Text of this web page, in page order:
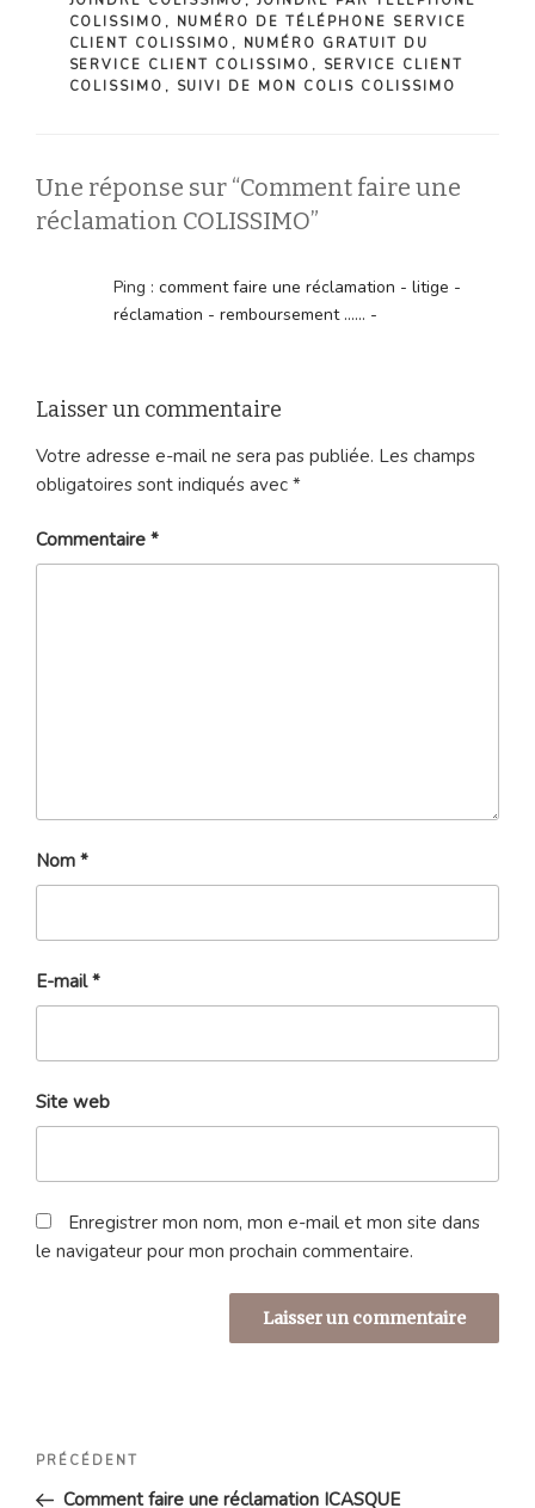
COLISSIMO , NUMÉRO DE TÉLÉPHONE SERVICE
CLIENT COLISSIMO , NUMÉRO GRATUIT DU
SERVICE CLIENT COLISSIMO , SERVICE CLIENT
COLISSIMO , SUIVI DE MON COLIS COLISSIMO
Une réponse sur “Comment faire une
réclamation COLISSIMO”
Ping : comment faire une réclamation - litige -
réclamation - remboursement ...... -
Laisser un commentaire
Votre adresse e-mail ne sera pas publiée. Les champs
obligatoires sont indiqués avec *
Commentaire *
Nom *
E-mail*
Site web
Enregistrer mon nom, mon e-mail et mon site dans
le navigateur pour mon prochain commentaire.
Navigation
Article
précédent
PRÉCÉDENT
Comment faire une réclamation ICASQUE